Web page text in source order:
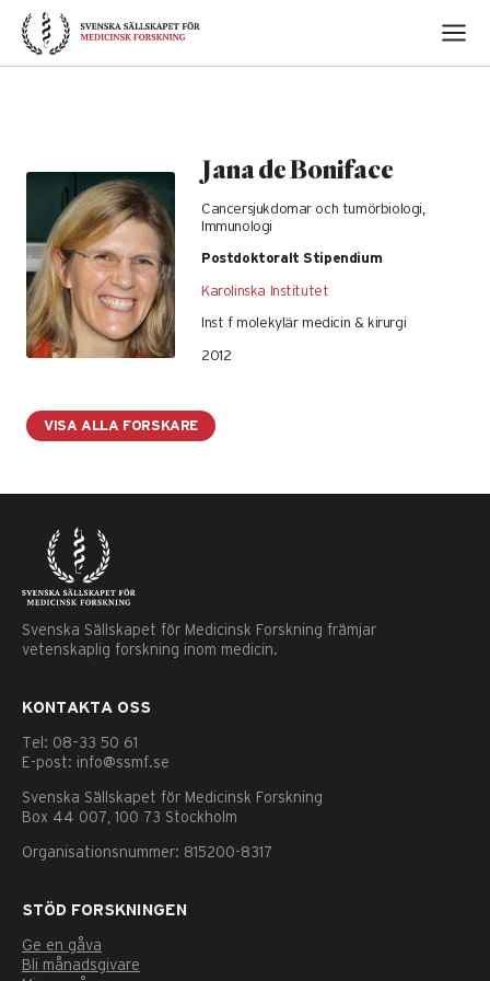
Skip
content
Jana de Boniface
Cancersjukdomar och tumörbiologi,
Immunologi
Postdoktoralt Stipendium
Karolinska Institutet
Inst f molekylär medicin & kirurgi
2012
VISA ALLA FORSKARE
Svenska Sällskapet för Medicinsk Forskning främjar
vetenskaplig forskning inom medicin.
KONTAKTA OSS
Tel: 08–33 50 61
E-post: info@ssmf.se
Svenska Sällskapet för Medicinsk Forskning
Box 44 007, 100 73 Stockholm
Organisationsnummer: 815200-8317
STÖD FORSKNINGEN
Ge en gåva
Bli månadsgivare
Nödvändiga